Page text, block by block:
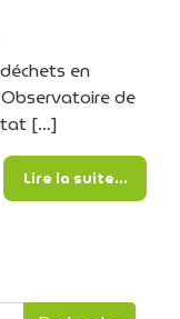
en
de
[…]
Lire la suite…from